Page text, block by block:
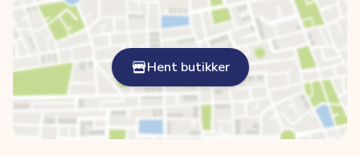
Hent butikker